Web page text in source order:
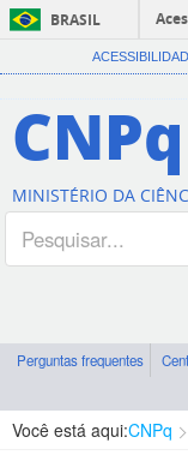
BRASIL
CNPq
MINISTÉRIO DA
Perguntas frequentes
Você está aqui:CNPq